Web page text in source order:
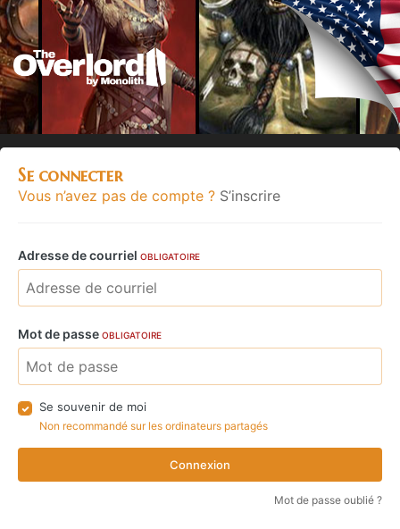
Se connecter
Vous n’avez pas de compte ? S’inscrire
Adresse de courriel OBLIGATOIRE
Mot de passe OBLIGATOIRE
Se souvenir de moi
Non recommandé sur les ordinateurs partagés
Connexion
Mot de passe oublié ?